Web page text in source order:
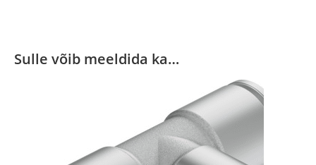
Sulle võib meeldida ka…